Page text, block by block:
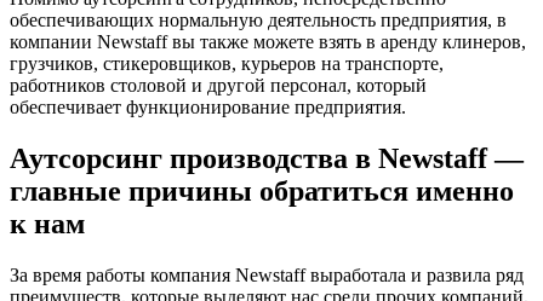
обеспечивающих нормальную деятельность предприятия, в
компании Newstaff вы также можете взять в аренду клинеров,
грузчиков, стикеровщиков, курьеров на транспорте,
работников столовой и другой персонал, который
обеспечивает функционирование предприятия.
Аутсорсинг производства в Newstaff —
главные причины обратиться именно
к нам
За время работы компания Newstaff выработала и развила ряд
преимуществ, которые выделяют нас среди прочих компаний,